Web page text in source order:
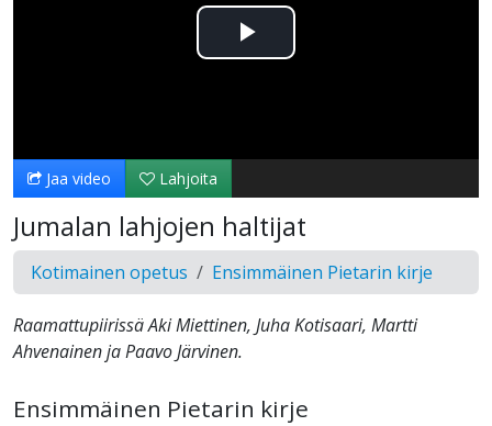
Toista
Jaa video Lahjoita
Jumalan lahjojen haltijat
Kotimainen opetus Ensimmäinen Pietarin kirje
Raamattupiirissä Aki Miettinen, Juha Kotisaari, Martti
Ahvenainen ja Paavo Järvinen.
Ensimmäinen Pietarin kirje